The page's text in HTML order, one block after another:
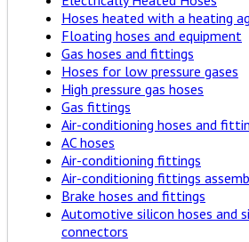
Hoses heated with a heating
Floating hoses and equipment
Gas hoses and fittings
Hoses for low pressure gases
High pressure gas hoses
Gas fittings
Air-conditioning hoses and
AC hoses
Air-conditioning fittings
Air-conditioning fittings
Brake hoses and fittings
Automotive silicon hoses and
connectors